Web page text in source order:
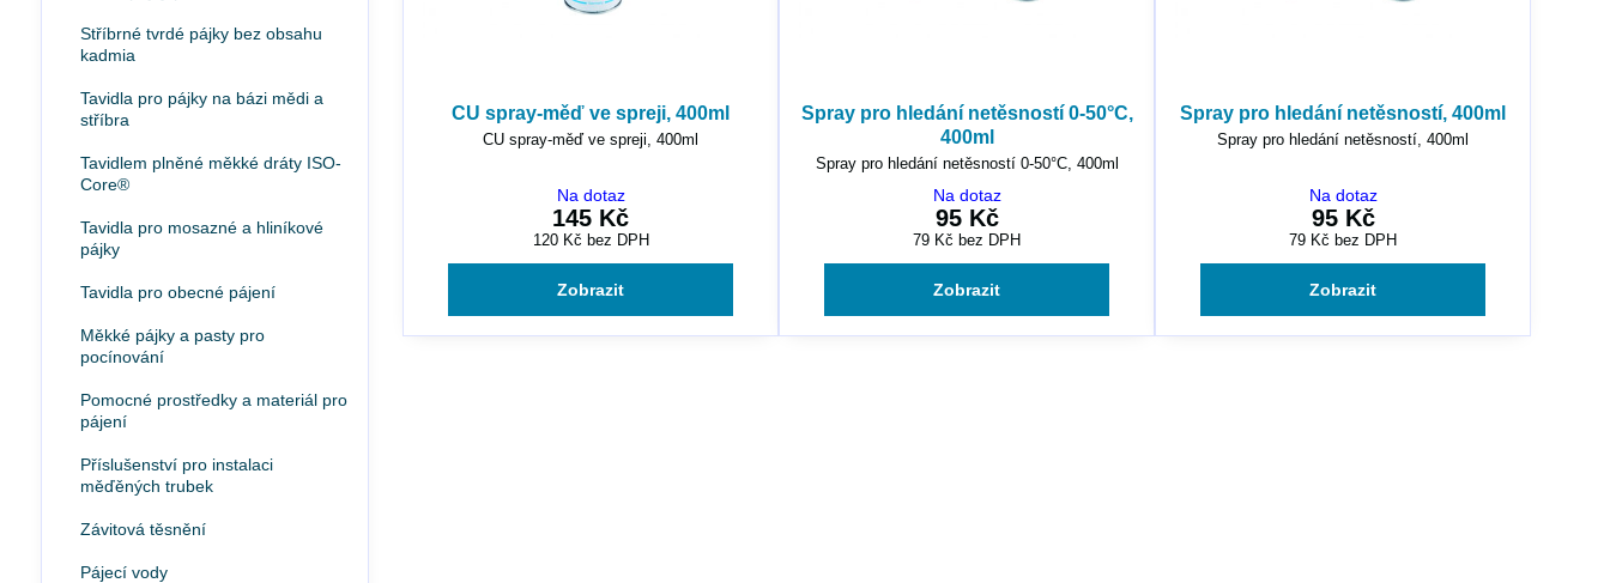
CU spray-měď ve spreji, 400ml
CU spray-měď ve spreji, 400ml
Na dotaz
145 Kč
120 Kč bez DPH
Zobrazit
Spray pro hledání netěsností 0-50°C,
400ml
Spray pro hledání netěsností 0-50°C, 400ml
Na dotaz
95 Kč
79 Kč bez DPH
Zobrazit
Spray pro hledání netěsností, 400ml
Spray pro hledání netěsností, 400ml
Na dotaz
95 Kč
79 Kč bez DPH
Zobrazit
Stříbrné tvrdé pájky bez obsahu
kadmia
Tavidla pro pájky na bázi mědi a
stříbra
Tavidlem plněné měkké dráty ISO-
Core®
Tavidla pro mosazné a hliníkové
pájky
Tavidla pro obecné pájení
Měkké pájky a pasty pro
pocínování
Pomocné prostředky a materiál pro
pájení
Příslušenství pro instalaci
měďěných trubek
Závitová těsnění
Pájecí vody